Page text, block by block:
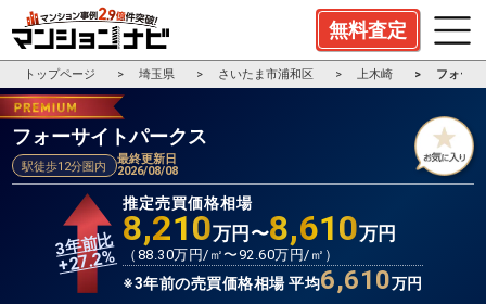
無料査定
トップページ 埼玉県 さいたま市浦和区 上木崎 フォー
フォーサイトパークス
駅徒歩12分圏内
最終更新日
2026/08/08
3年前比
+27.2%
推定売買価格相場
8,210万円〜8,610万円
（ 88.30万円/㎡〜92.60万円/㎡）
※3年前の売買価格相場 平均6,610万円